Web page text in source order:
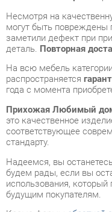
На всю мебель категории
распространяется
года с момента
Прихожая Любимый дом
это качественное
соответствующее
стандарту.
будем рады, если вы
использования, который
будущим покупателям.
консультацию, фото и
e-mail, телефону в
Telegram и WhatsApp.
Готовые комплекты